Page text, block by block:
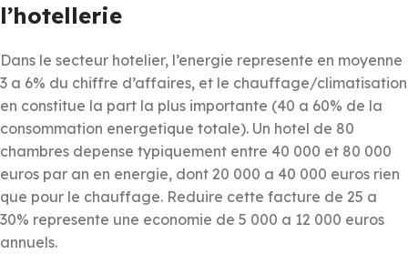
l’hotellerie
Dans le secteur hotelier, l’energie represente en moyenne
3 a 6% du chiffre d’affaires, et le chauffage/climatisation
en constitue la part la plus importante (40 a 60% de la
consommation energetique totale). Un hotel de 80
chambres depense typiquement entre 40 000 et 80 000
euros par an en energie, dont 20 000 a 40 000 euros rien
que pour le chauffage. Reduire cette facture de 25 a
30% represente une economie de 5 000 a 12 000 euros
annuels.